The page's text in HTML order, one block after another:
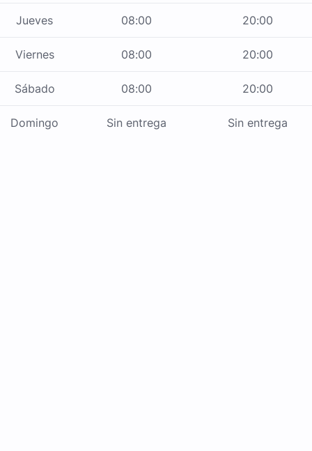
Jueves 08:00 20:00
Viernes 08:00 20:00
Sábado 08:00 20:00
Domingo Sin entrega Sin entrega